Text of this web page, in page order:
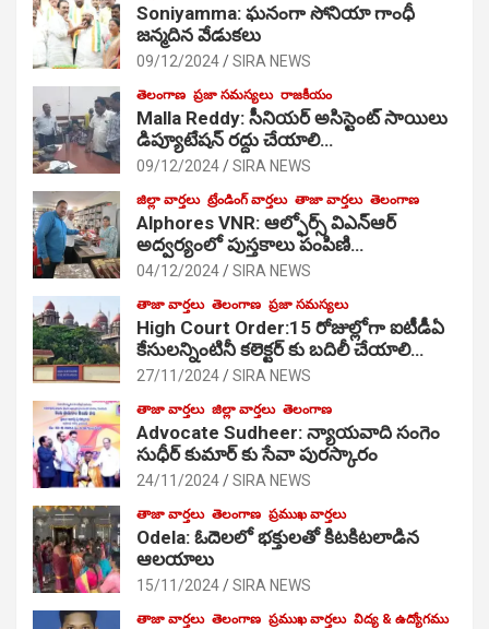
Soniyamma: ఘ‌నంగా సోనియా గాంధీ
జ‌న్మ‌దిన వేడుక‌లు
09/12/2024 SIRA NEWS
తెలంగాణ ప్రజా సమస్యలు రాజకీయం
Malla Reddy: సీనియర్ అసిస్టెంట్ సాయిలు
డిప్యూటేషన్ రద్దు చేయాలి…
09/12/2024 SIRA NEWS
జిల్లా వార్తలు ట్రేండింగ్ వార్తలు తాజా వార్తలు తెలంగాణ
Alphores VNR: ఆల్ఫోర్స్ విఎన్ఆర్
అద్వర్యంలో పుస్తకాలు పంపిణి…
04/12/2024 SIRA NEWS
తాజా వార్తలు తెలంగాణ ప్రజా సమస్యలు
High Court Order:15 రోజుల్లోగా ఐటీడీఏ
కేసులన్నింటినీ కలెక్టర్ కు బదిలీ చేయాలి…
27/11/2024 SIRA NEWS
తాజా వార్తలు జిల్లా వార్తలు తెలంగాణ
Advocate Sudheer: న్యాయవాది సంగెం
సుధీర్ కుమార్ కు సేవా పురస్కారం
24/11/2024 SIRA NEWS
తాజా వార్తలు తెలంగాణ ప్రముఖ వార్తలు
Odela: ఓదెల‌లో భక్తులతో కిటకిటలాడిన
ఆల‌యాలు
15/11/2024 SIRA NEWS
తాజా వార్తలు తెలంగాణ ప్రముఖ వార్తలు విద్య & ఉద్యోగము